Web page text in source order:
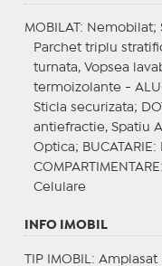
MOBILAT : Nemobilat;
Parchet triplu
turnata, Vopsea
termoizolante -
Sticla securizata;
antiefractie, Spatiu
Optica; BUCATARIE :
COMPARTIMENTARE
Celulare
INFO IMOBIL
TIP IMOBIL : Amplasat